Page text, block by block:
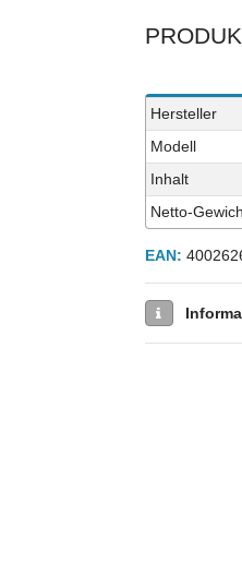
Technisches
Merkmal
Wert
Hersteller
Modell
Inhalt
Netto-
EAN: